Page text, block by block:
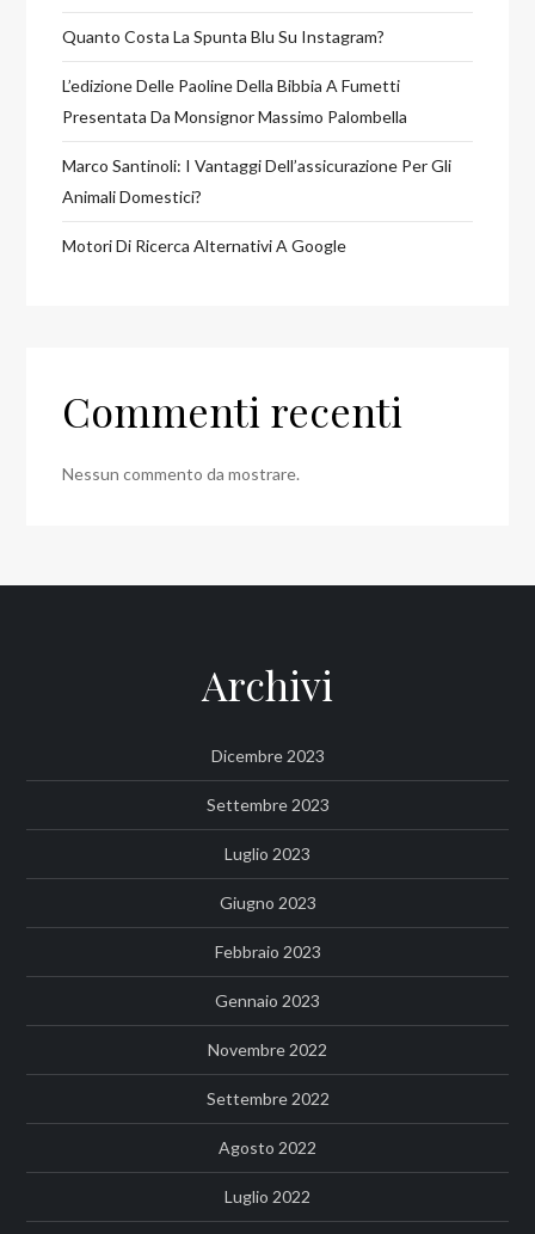
Quanto Costa La Spunta Blu Su Instagram?
L’edizione Delle Paoline Della Bibbia A Fumetti
Presentata Da Monsignor Massimo Palombella
Marco Santinoli: I Vantaggi Dell’assicurazione Per Gli
Animali Domestici?
Motori Di Ricerca Alternativi A Google
Commenti recenti
Nessun commento da mostrare.
Archivi
Dicembre 2023
Settembre 2023
Luglio 2023
Giugno 2023
Febbraio 2023
Gennaio 2023
Novembre 2022
Settembre 2022
Agosto 2022
Luglio 2022